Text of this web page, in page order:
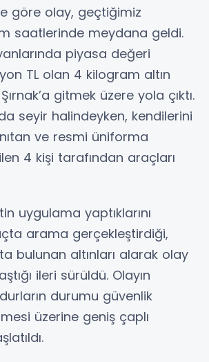
göre olay, geçtiğimiz
saatlerinde meydana geldi.
piyasa değeri
TL olan 4 kilogram altın
gitmek üzere yola çıktı.
seyir halindeyken, kendilerini
ve resmi üniforma
4 kişi tarafından araçları
uygulama yaptıklarını
arama gerçekleştirdiği,
bulunan altınları alarak olay
ileri sürüldü. Olayın
durumu güvenlik
üzerine geniş çaplı